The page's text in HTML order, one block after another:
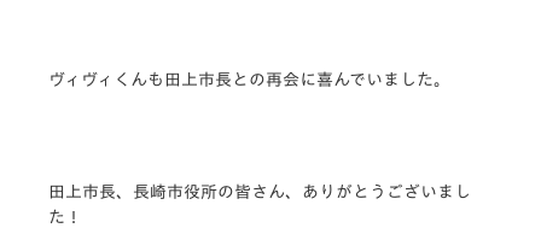
ヴィヴィくんも田上市長との再会に喜んでいました。
田上市長、長崎市役所の皆さん、ありがとうございまし
た！